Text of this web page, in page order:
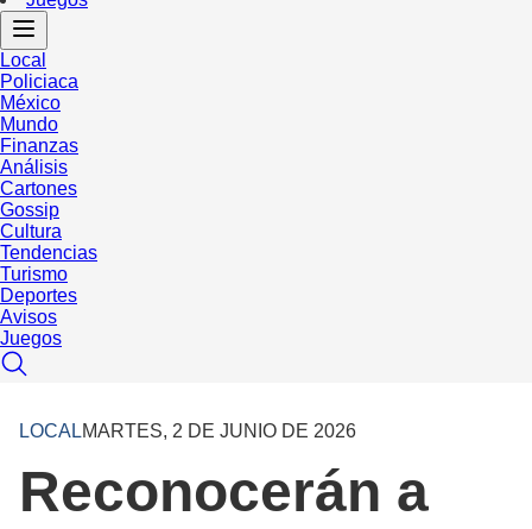
Local
Policiaca
México
Mundo
Finanzas
Análisis
Cartones
Gossip
Cultura
Tendencias
Turismo
Deportes
Avisos
Juegos
LOCALMARTES, 2 DE JUNIO DE 2026
Reconocerán a